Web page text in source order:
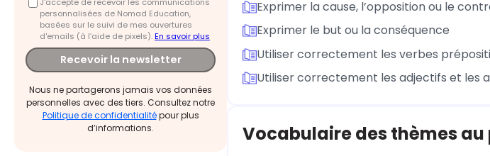
personnalisées de Nomad Education,
basées sur le suivi de mes ouvertures
d'emails (à l’aide de pixels).En savoir plus
Recevoir la newsletter
Nous ne partagerons jamais vos données
personnelles avec des tiers. Consultez notre
Politique de confidentialitépour plus
d’informations.
Exprimer la cause, l’opposition ou le
Exprimer le but ou la conséquence
Utiliser correctement les verbes
Utiliser correctement les adjectifs et les
Vocabulaire des thèmes